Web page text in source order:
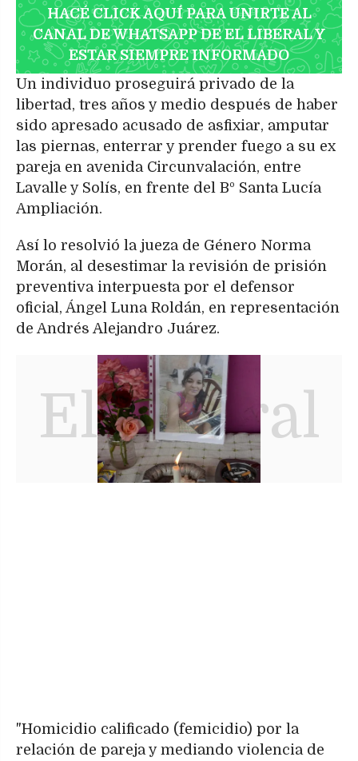
HACÉ CLICK AQUÍ PARA UNIRTE AL
CANAL DE WHATSAPP DE EL LIBERAL Y
ESTAR SIEMPRE INFORMADO
Un individuo proseguirá privado de la
libertad, tres años y medio después de haber
sido apresado acusado de asfixiar, amputar
las piernas, enterrar y prender fuego a su ex
pareja en avenida Circunvalación, entre
Lavalle y Solís, en frente del Bº Santa Lucía
Ampliación.
Así lo resolvió la jueza de Género Norma
Morán, al desestimar la revisión de prisión
preventiva interpuesta por el defensor
oficial, Ángel Luna Roldán, en representación
de Andrés Alejandro Juárez.
"Homicidio calificado (femicidio) por la
relación de pareja y mediando violencia de